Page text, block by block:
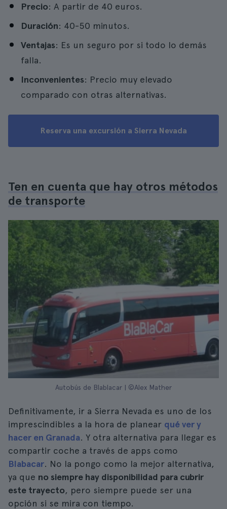
Precio: A partir de 40 euros.
Duración: 40-50 minutos.
Ventajas: Es un seguro por si todo lo demás
falla.
Inconvenientes: Precio muy elevado
comparado con otras alternativas.
Reserva una excursión a Sierra Nevada
Ten en cuenta que hay otros métodos
de transporte
Autobús de Blablacar | ©Alex Mather
Definitivamente, ir a Sierra Nevada es uno de los
imprescindibles a la hora de planear qué ver y
hacer en Granada. Y otra alternativa para llegar es
compartir coche a través de apps como
Blabacar. No la pongo como la mejor alternativa,
ya que no siempre hay disponibilidad para cubrir
este trayecto, pero siempre puede ser una
opción si se mira con tiempo.